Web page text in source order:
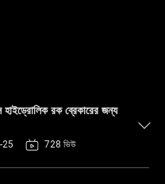
রক ব্রেকারের জন্য
25 728 ভিউ